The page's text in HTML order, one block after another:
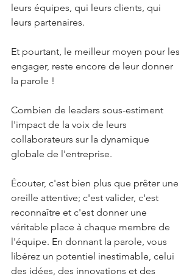
leurs équipes, qui leurs clients, qui
leurs partenaires.
Et pourtant, le meilleur moyen pour les
engager, reste encore de leur donner
la parole !
Combien de leaders sous-estiment
l'impact de la voix de leurs
collaborateurs sur la dynamique
globale de l'entreprise.
Écouter, c'est bien plus que prêter une
oreille attentive; c'est valider, c'est
reconnaître et c'est donner une
véritable place à chaque membre de
l'équipe. En donnant la parole, vous
libérez un potentiel inestimable, celui
des idées, des innovations et des